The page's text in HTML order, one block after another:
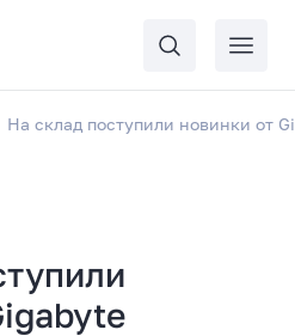
На склад поступили новинки от